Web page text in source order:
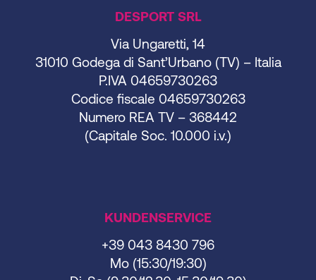
DESPORT SRL
Via Ungaretti, 14
31010 Godega di Sant’Urbano (TV) – Italia
P.IVA 04659730263
Codice fiscale 04659730263
Numero REA TV – 368442
(Capitale Soc. 10.000 i.v.)
KUNDENSERVICE
+39 043 8430 796
Mo (15:30/19:30)